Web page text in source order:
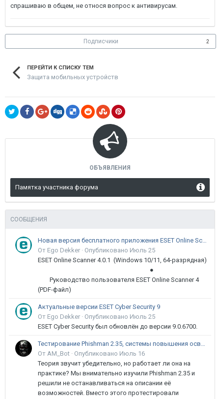
спрашиваю в общем, не относя вопрос к антивирусам.
Подписчики 2
ПЕРЕЙТИ К СПИСКУ ТЕМ
Защита мобильных устройств
ОБЪЯВЛЕНИЯ
Памятка участника форума
СООБЩЕНИЯ
Новая версия бесплатного приложения ESET Online Scanner доступна пользователям
От Ego Dekker · Опубликовано Июль 25
ESET Online Scanner 4.0.1 (Windows 10/11, 64-разрядная)
●
Руководство пользователя ESET Online Scanner 4
(PDF-файл)
Актуальные версии ESET Cyber Security 9
От Ego Dekker · Опубликовано Июль 25
ESET Cyber Security был обновлён до версии 9.0.6700.
Тестирование Phishman 2.35, системы повышения осведомлённости пользователей в сфере ИБ
От AM_Bot · Опубликовано Июль 16
Теория звучит убедительно, но работает ли она на
практике? Мы внимательно изучили Phishman 2.35 и
решили не останавливаться на описании её
возможностей. Вместо этого протестировали